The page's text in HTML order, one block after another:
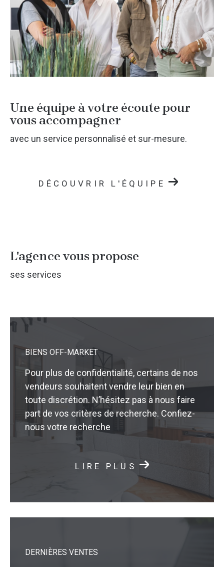
Une équipe à votre écoute pour
vous accompagner
avec un service personnalisé et sur-mesure.
DÉCOUVRIR L'ÉQUIPE
L'agence vous propose
ses services
BIENS OFF-MARKET
Pour plus de confidentialité, certains de nos
vendeurs souhaitent vendre leur bien en
toute discrétion. N’hésitez pas à nous faire
part de vos critères de recherche. Confiez-
nous votre recherche
LIRE PLUS
DERNIÈRES VENTES